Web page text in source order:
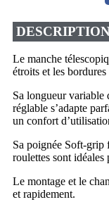
Le manche
étroits et les
Sa longueur variable
réglable s’adapte
un confort
Sa poignée Soft-grip
roulettes sont idéales
Le montage et le
et rapidement.